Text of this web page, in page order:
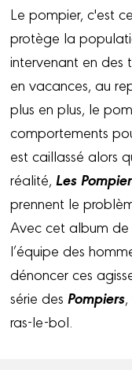
Le pompier, c'est
protège la
intervenant en des
en vacances, au
plus en plus, le
comportements
est caillassé alors
réalité, Les
prennent le
Avec cet album de
l’équipe des
dénoncer ces
série des Pompiers
ras-le-bol.